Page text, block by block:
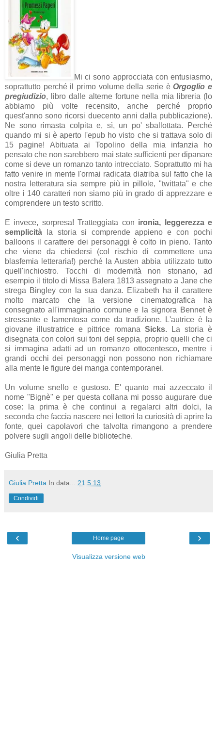
Mi ci sono approcciata con entusiasmo,
soprattutto perché il primo volume della serie èOrgoglio e
pregiudizio, libro dalle alterne fortune nella mia libreria (lo
abbiamo più volte recensito, anche perché proprio
quest'anno sono ricorsi duecento anni dalla pubblicazione).
Ne sono rimasta colpita e, sì, un po' sballottata. Perché
quando mi si è aperto l'epub ho visto che si trattava solo di
15 pagine! Abituata ai Topolino della mia infanzia ho
pensato che non sarebbero mai state sufficienti per dipanare
come si deve un romanzo tanto intrecciato. Soprattutto mi ha
fatto venire in mente l'ormai radicata diatriba sul fatto che la
nostra letteratura sia sempre più in pillole, "twittata" e che
oltre i 140 caratteri non siamo più in grado di apprezzare e
comprendere un testo scritto.
E invece, sorpresa! Tratteggiata con ironia, leggerezza e
semplicità la storia si comprende appieno e con pochi
balloons il carattere dei personaggi è colto in pieno. Tanto
che viene da chiedersi (col rischio di commettere una
blasfemia letteraria!) perché la Austen abbia utilizzato tutto
quell'inchiostro. Tocchi di modernità non stonano, ad
esempio il titolo di Missa Balera 1813 assegnato a Jane che
strega Bingley con la sua danza. Elizabeth ha il carattere
molto marcato che la versione cinematografica ha
consegnato all'immaginario comune e la signora Bennet è
stressante e lamentosa come da tradizione. L'autrice è la
giovane illustratrice e pittrice romana Sicks. La storia è
disegnata con colori sui toni del seppia, proprio quelli che ci
si immagina adatti ad un romanzo ottocentesco, mentre i
grandi occhi dei personaggi non possono non richiamare
alla mente le figure dei manga contemporanei.
Un volume snello e gustoso. E' quanto mai azzeccato il
nome "Bignè" e per questa collana mi posso augurare due
cose: la prima è che continui a regalarci altri dolci, la
seconda che faccia nascere nei lettori la curiosità di aprire la
fonte, quei capolavori che talvolta rimangono a prendere
polvere sugli angoli delle biblioteche.
Giulia Pretta
Giulia Pretta In data... 21.5.13
Condividi
‹ ›
Home page
Visualizza versione web